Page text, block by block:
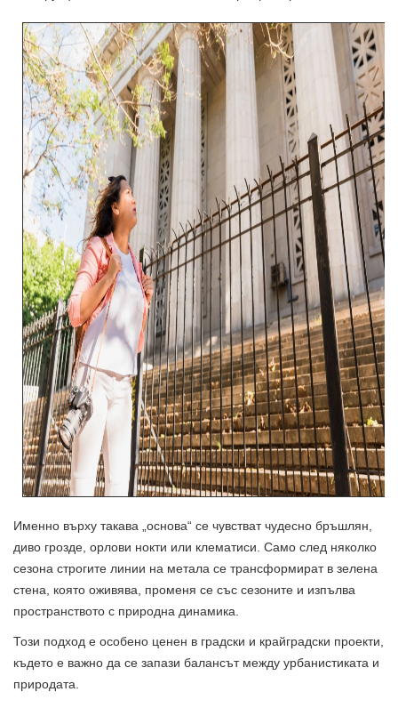
Именно върху такава „основа“ се чувстват чудесно бръшлян,
диво грозде, орлови нокти или клематиси. Само след няколко
сезона строгите линии на метала се трансформират в зелена
стена, която оживява, променя се със сезоните и изпълва
пространството с природна динамика.
Този подход е особено ценен в градски и крайградски проекти,
където е важно да се запази балансът между урбанистиката и
природата.